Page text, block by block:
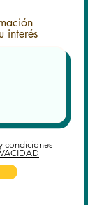
interés
condiciones